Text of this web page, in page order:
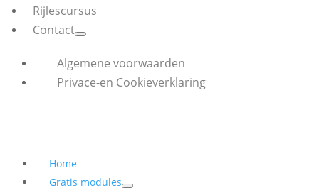
Rijlescursus
Contact
Algemene voorwaarden
Privace-en Cookieverklaring
Home
Gratis modules